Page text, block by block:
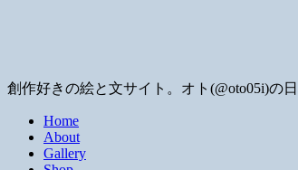
創作好きの絵と文サイト。オト(@oto05i)の
Home
About
Gallery